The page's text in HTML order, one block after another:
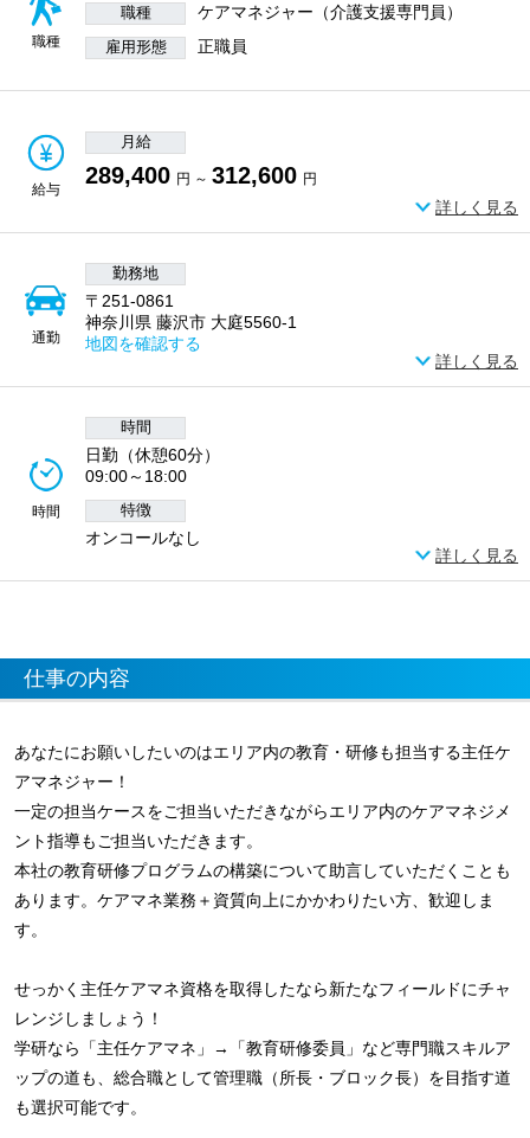
職種
職種 ケアマネジャー（介護支援専門員）
雇用形態 正職員
給与
月給
289,400 円 ～ 312,600 円
詳しく見る
通勤
勤務地
〒251-0861
神奈川県 藤沢市 大庭5560-1
地図を確認する
詳しく見る
時間
時間
日勤（休憩60分）
09:00～18:00
特徴
オンコールなし
詳しく見る
仕事の内容
あなたにお願いしたいのはエリア内の教育・研修も担当する主任ケ
アマネジャー！
一定の担当ケースをご担当いただきながらエリア内のケアマネジメ
ント指導もご担当いただきます。
本社の教育研修プログラムの構築について助言していただくことも
あります。ケアマネ業務＋資質向上にかかわりたい方、歓迎しま
す。
せっかく主任ケアマネ資格を取得したなら新たなフィールドにチャ
レンジしましょう！
学研なら「主任ケアマネ」→「教育研修委員」など専門職スキルア
ップの道も、総合職として管理職（所長・ブロック長）を目指す道
も選択可能です。